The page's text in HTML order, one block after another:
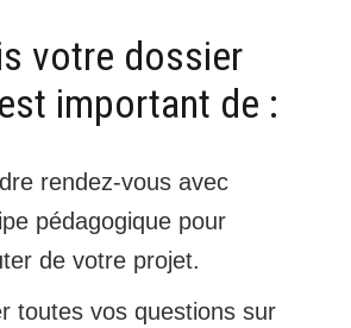
votre dossier
important de :
rendez-vous avec
pédagogique pour
de votre projet.
toutes vos questions sur